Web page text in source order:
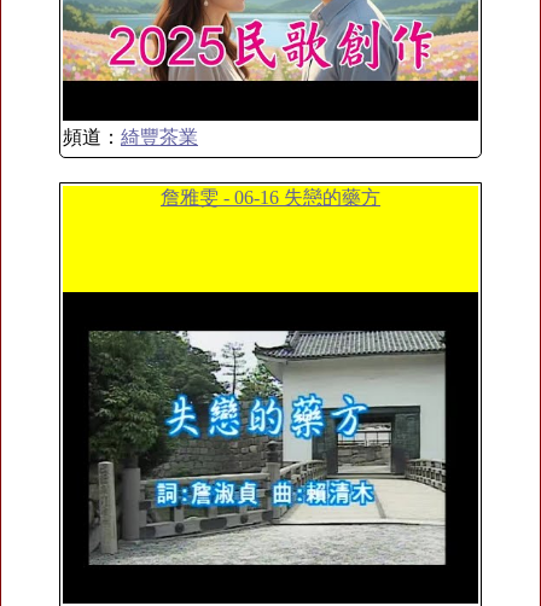
頻道： 綺豐茶業
詹雅雯 - 06-16 失戀的藥方